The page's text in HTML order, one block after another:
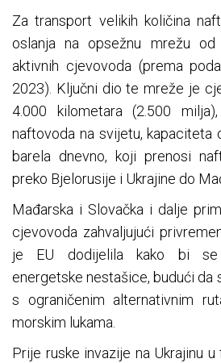
Za transport velikih količina
oslanja na opsežnu mrežu od
aktivnih cjevovoda (prema
2023). Ključni dio te mreže je
4.000 kilometara (2.500
naftovoda na svijetu, kapaciteta
barela dnevno, koji prenosi
preko Bjelorusije i Ukrajine do
Mađarska i Slovačka i dalje
cjevovoda zahvaljujući
je EU dodijelila kako bi se
energetske nestašice, budući da
s ograničenim alternativnim
morskim lukama.
Prije ruske invazije na Ukrajinu